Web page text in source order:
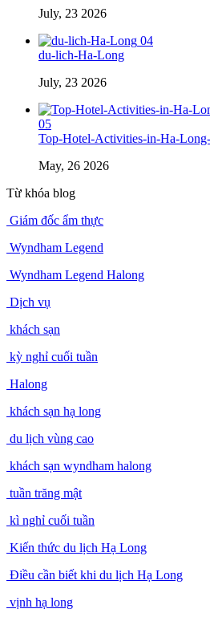
July, 23 2026
04
du-lich-Ha-Long
July, 23 2026
05
Top-Hotel-Activities-in-Ha-
May, 26 2026
Từ khóa blog
Giám đốc ẩm thực
Wyndham Legend
Wyndham Legend Halong
Dịch vụ
khách sạn
kỳ nghỉ cuối tuần
Halong
khách sạn hạ long
du lịch vùng cao
khách sạn wyndham halong
tuần trăng mật
kì nghỉ cuối tuần
Kiến thức du lịch Hạ Long
Điều cần biết khi du lịch Hạ Long
vịnh hạ long